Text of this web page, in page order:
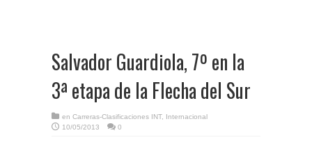
Salvador Guardiola, 7º en la
3ª etapa de la Flecha del Sur
en Carreras-Clasificaciones INT, Internacional
10/05/2013
0